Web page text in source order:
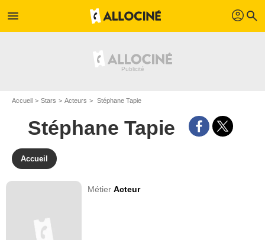
menu profil search
Accueil Stars Acteurs Stéphane Tapie
Stéphane Tapie
Accueil
MétierActeur